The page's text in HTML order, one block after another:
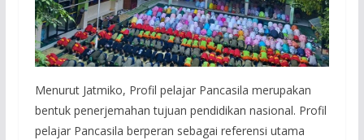
Menurut Jatmiko, Profil pelajar Pancasila merupakan
bentuk penerjemahan tujuan pendidikan nasional. Profil
pelajar Pancasila berperan sebagai referensi utama